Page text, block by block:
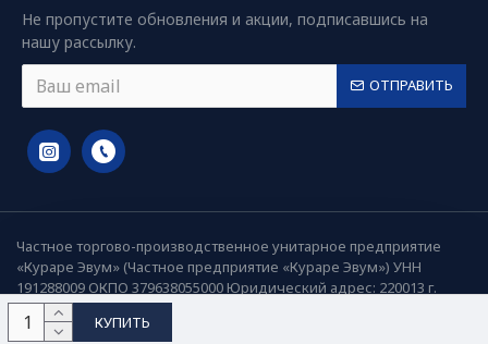
КУПИТЬ
Не пропустите обновления и акции, подписавшись на
нашу рассылку.
ОТПРАВИТЬ
Частное торгово-производственное унитарное предприятие
«Кураре Эвум» (Частное предприятие «Кураре Эвум») УНН
191288009 ОКПО 379638055000 Юридический адрес: 220013 г.
Минск, ул. Я.Коласа 21, пом.18